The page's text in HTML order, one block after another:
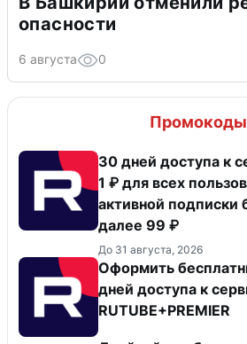
опасности
6 августа 0
Промокоды
30 дней доступа к
1 ₽ для всех
активной подписки
далее 99 ₽
До 31 августа, 2026
Оформить
дней доступа к
RUTUBE+PREMIER